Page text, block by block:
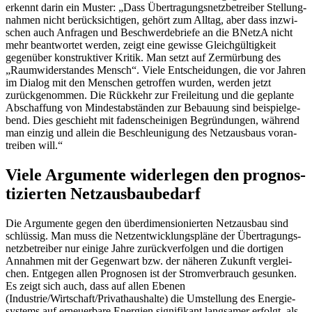
erkennt dar­in ein Mus­ter: „Dass Über­tra­gungs­netz­be­trei­ber Stel­lung­
nah­men nicht berück­sich­ti­gen, gehört zum All­tag, aber dass inzwi­
schen auch Anfra­gen und Beschwer­de­brie­fe an die BNetzA nicht
mehr beant­wor­tet wer­den, zeigt eine gewis­se Gleich­gül­tig­keit
gegen­über kon­struk­ti­ver Kri­tik. Man setzt auf Zer­mür­bung des
„Raum­wi­der­stan­des Mensch“. Vie­le Ent­schei­dun­gen, die vor Jah­ren
im Dia­log mit den Men­schen getrof­fen wur­den, wer­den jetzt
zurück­ge­nom­men. Die Rück­kehr zur Frei­lei­tung und die geplan­te
Abschaf­fung von Min­dest­ab­stän­den zur Bebau­ung sind bei­spiel­ge­
bend. Dies geschieht mit faden­schei­ni­gen Begrün­dun­gen, wäh­rend
man ein­zig und allein die Beschleu­ni­gung des Netz­aus­baus vor­an­
trei­ben will.“
Vie­le Argu­men­te wider­le­gen den pro­gnos­
ti­zier­ten Netzausbaubedarf
Die Argu­men­te gegen den über­di­men­sio­nier­ten Netz­aus­bau sind
schlüs­sig. Man muss die Netz­ent­wick­lungs­plä­ne der Über­tra­gungs­
netz­be­trei­ber nur eini­ge Jah­re zurück­ver­fol­gen und die dor­ti­gen
Annah­men mit der Gegen­wart bzw. der nähe­ren Zukunft ver­glei­
chen. Ent­ge­gen allen Pro­gno­sen ist der Strom­ver­brauch gesun­ken.
Es zeigt sich auch, dass auf allen Ebe­nen
(Industrie/Wirtschaft/Privathaushalte) die Umstel­lung des Ener­gie­